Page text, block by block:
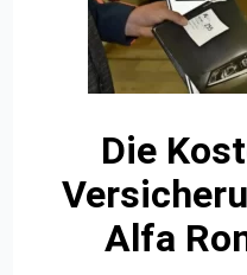
Die
Alfa